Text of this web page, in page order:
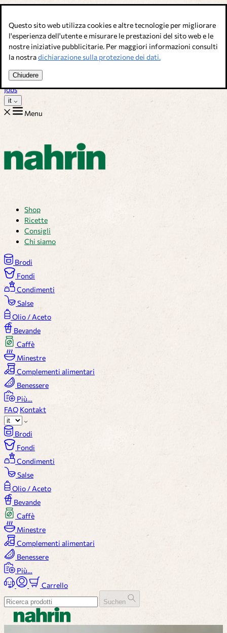
Questo sito web utilizza cookies e altre tecnologie per migliorare
l'esperienza dell'utente e misurare le prestazioni del sito web e le
nostre iniziative pubblicitarie. Per maggiori informazioni consulti
la nostradichiarazione sulla protezione dei dati.
Chiudere
Brodi, condimenti & complementi alimentari. Qualità svizzera.
Assistenza Clienti
Ricette
Consigli
Chi siamo
Jobs
it
Menu
Shop
Ricette
Consigli
Chi siamo
Brodi
Fondi
Condimenti
Salse
Olio / Aceto
Bevande
Caffè
Minestre
Complementi alimentari
Benessere
Più…
FAQ Kontakt
Brodi
Fondi
Condimenti
Salse
Olio / Aceto
Bevande
Caffè
Minestre
Complementi alimentari
Benessere
Più…
Carrello
Suchen